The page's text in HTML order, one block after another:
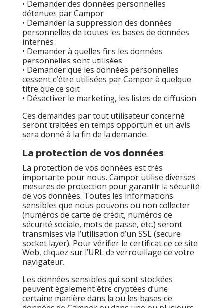
• Demander des données personnelles
détenues par Campor
• Demander la suppression des données
personnelles de toutes les bases de données
internes
• Demander à quelles fins les données
personnelles sont utilisées
• Demander que les données personnelles
cessent d’être utilisées par Campor à quelque
titre que ce soit
• Désactiver le marketing, les listes de diffusion
Ces demandes par tout utilisateur concerné
seront traitées en temps opportun et un avis
sera donné à la fin de la demande.
La protection de vos données
La protection de vos données est très
importante pour nous. Campor utilise diverses
mesures de protection pour garantir la sécurité
de vos données. Toutes les informations
sensibles que nous pouvons ou non collecter
(numéros de carte de crédit, numéros de
sécurité sociale, mots de passe, etc.) seront
transmises via l’utilisation d’un SSL (secure
socket layer). Pour vérifier le certificat de ce site
Web, cliquez sur l’URL de verrouillage de votre
navigateur.
Les données sensibles qui sont stockées
peuvent également être cryptées d’une
certaine manière dans la ou les bases de